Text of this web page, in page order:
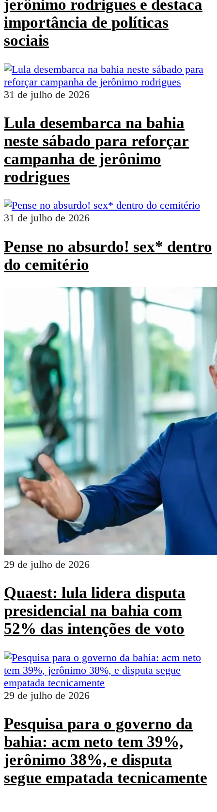
jerônimo rodrigues e destaca
importância de políticas
sociais
31 de julho de 2026
Lula desembarca na bahia
neste sábado para reforçar
campanha de jerônimo
rodrigues
31 de julho de 2026
Pense no absurdo! sex* dentro
do cemitério
29 de julho de 2026
Quaest: lula lidera disputa
presidencial na bahia com
52% das intenções de voto
29 de julho de 2026
Pesquisa para o governo da
bahia: acm neto tem 39%,
jerônimo 38%, e disputa
segue empatada tecnicamente